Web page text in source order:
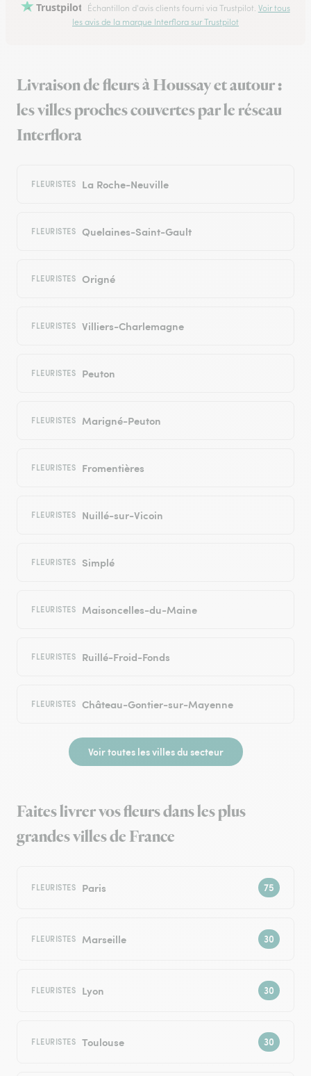
Trustpilot Échantillon d'avis clients fourni via Trustpilot. Voir tous
les avis de la marque Interflora sur Trustpilot
Livraison de fleurs à Houssay et autour :
les villes proches couvertes par le réseau
Interflora
FLEURISTES La Roche-Neuville
FLEURISTES Quelaines-Saint-Gault
FLEURISTES Origné
FLEURISTES Villiers-Charlemagne
FLEURISTES Peuton
FLEURISTES Marigné-Peuton
FLEURISTES Fromentières
FLEURISTES Nuillé-sur-Vicoin
FLEURISTES Simplé
FLEURISTES Maisoncelles-du-Maine
FLEURISTES Ruillé-Froid-Fonds
FLEURISTES Château-Gontier-sur-Mayenne
Voir toutes les villes du secteur
Faites livrer vos fleurs dans les plus
grandes villes de France
FLEURISTES Paris
FLEURISTES Marseille
FLEURISTES Lyon
FLEURISTES Toulouse